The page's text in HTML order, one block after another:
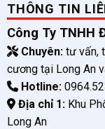
THÔNG TIN
Công Ty TNHH
Chuyên:tư vấn,
cương tại Long An
Hotline:
Địa chỉ 1:Khu
Long An